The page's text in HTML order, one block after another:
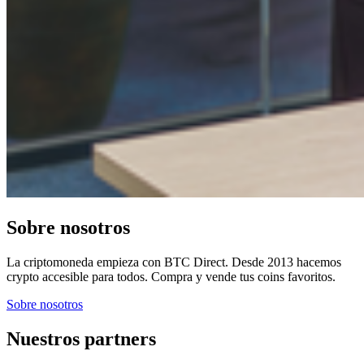
Sobre nosotros
La criptomoneda empieza con BTC Direct. Desde 2013 hacemos
crypto accesible para todos. Compra y vende tus coins favoritos.
Sobre nosotros
Nuestros partners